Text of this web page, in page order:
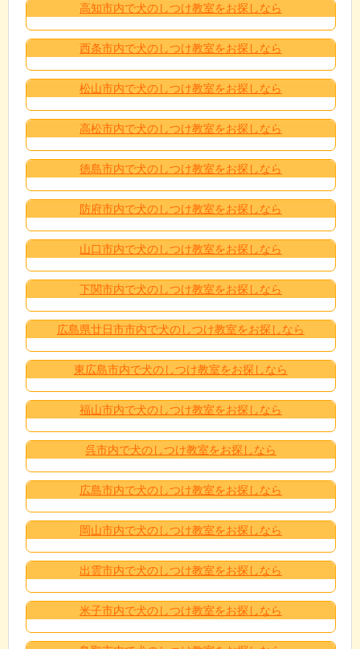
高知市内で犬のしつけ教室をお探しなら
西条市内で犬のしつけ教室をお探しなら
松山市内で犬のしつけ教室をお探しなら
高松市内で犬のしつけ教室をお探しなら
徳島市内で犬のしつけ教室をお探しなら
防府市内で犬のしつけ教室をお探しなら
山口市内で犬のしつけ教室をお探しなら
下関市内で犬のしつけ教室をお探しなら
広島県廿日市市内で犬のしつけ教室をお探しなら
東広島市内で犬のしつけ教室をお探しなら
福山市内で犬のしつけ教室をお探しなら
呉市内で犬のしつけ教室をお探しなら
広島市内で犬のしつけ教室をお探しなら
岡山市内で犬のしつけ教室をお探しなら
出雲市内で犬のしつけ教室をお探しなら
米子市内で犬のしつけ教室をお探しなら